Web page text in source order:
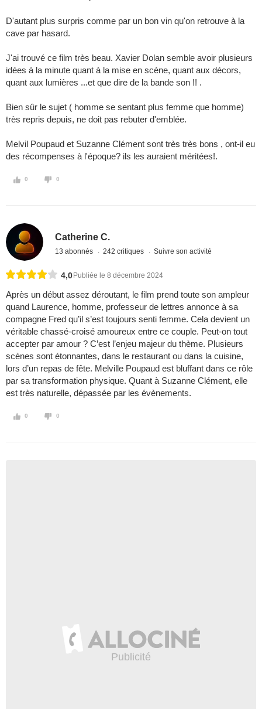
D'autant plus surpris comme par un bon vin qu'on retrouve à la
cave par hasard.
J'ai trouvé ce film très beau. Xavier Dolan semble avoir plusieurs
idées à la minute quant à la mise en scène, quant aux décors,
quant aux lumières ...et que dire de la bande son !! .
Bien sûr le sujet ( homme se sentant plus femme que homme)
très repris depuis, ne doit pas rebuter d'emblée.
Melvil Poupaud et Suzanne Clément sont très très bons , ont-il eu
des récompenses à l'époque? ils les auraient méritées!.
0 0
Catherine C.
13 abonnés 242 critiques Suivre son activité
4,0 Publiée le 8 décembre 2024
Après un début assez déroutant, le film prend toute son ampleur
quand Laurence, homme, professeur de lettres annonce à sa
compagne Fred qu’il s’est toujours senti femme. Cela devient un
véritable chassé-croisé amoureux entre ce couple. Peut-on tout
accepter par amour ? C’est l’enjeu majeur du thème. Plusieurs
scènes sont étonnantes, dans le restaurant ou dans la cuisine,
lors d’un repas de fête. Melville Poupaud est bluffant dans ce rôle
par sa transformation physique. Quant à Suzanne Clément, elle
est très naturelle, dépassée par les évènements.
0 0